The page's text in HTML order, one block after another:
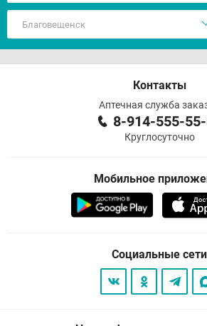
Контакты
Аптечная служба
8-914-555-
Круглосуточно
Мобильное
Социальные сети